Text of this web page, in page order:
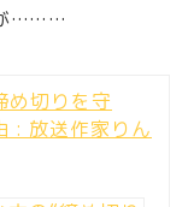
が………
め切りを守
: 放送作家りん